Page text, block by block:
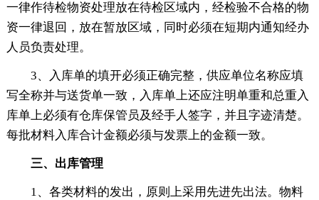
一律作待检物资处理放在待检区域内，经检验不合格的物
资一律退回，放在暂放区域，同时必须在短期内通知经办
人员负责处理。
3、入库单的填开必须正确完整，供应单位名称应填
写全称并与送货单一致，入库单上还应注明单重和总重入
库单上必须有仓库保管员及经手人签字，并且字迹清楚。
每批材料入库合计金额必须与发票上的金额一致。
三、出库管理
1、各类材料的发出，原则上采用先进先出法。物料